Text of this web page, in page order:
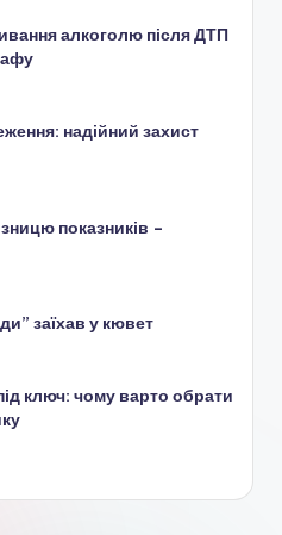
алкоголю після ДТП
надійний захист
показників –
заїхав у кювет
ключ: чому варто обрати